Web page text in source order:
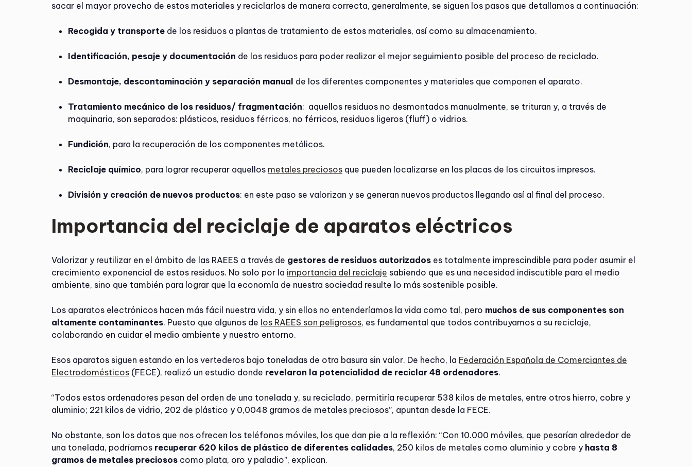
sacar el mayor provecho de estos materiales y reciclarlos de manera correcta, generalmente, se siguen los pasos que detallamos a continuación:
Recogida y transporte de los residuos a plantas de tratamiento de estos materiales, así como su almacenamiento.
Identificación, pesaje y documentación de los residuos para poder realizar el mejor seguimiento posible del proceso de reciclado.
Desmontaje, descontaminación y separación manual de los diferentes componentes y materiales que componen el aparato.
Tratamiento mecánico de los residuos/ fragmentación: aquellos residuos no desmontados manualmente, se trituran y, a través de
maquinaria, son separados: plásticos, residuos férricos, no férricos, residuos ligeros (fluff) o vidrios.
Fundición, para la recuperación de los componentes metálicos.
Reciclaje químico, para lograr recuperar aquellos metales preciosos que pueden localizarse en las placas de los circuitos impresos.
División y creación de nuevos productos: en este paso se valorizan y se generan nuevos productos llegando así al final del proceso.
Importancia del reciclaje de aparatos eléctricos
Valorizar y reutilizar en el ámbito de las RAEES a través de gestores de residuos autorizados es totalmente imprescindible para poder asumir el
crecimiento exponencial de estos residuos. No solo por la importancia del reciclaje sabiendo que es una necesidad indiscutible para el medio
ambiente, sino que también para lograr que la economía de nuestra sociedad resulte lo más sostenible posible.
Los aparatos electrónicos hacen más fácil nuestra vida, y sin ellos no entenderíamos la vida como tal, pero muchos de sus componentes son
altamente contaminantes. Puesto que algunos de los RAEES son peligrosos, es fundamental que todos contribuyamos a su reciclaje,
colaborando en cuidar el medio ambiente y nuestro entorno.
Esos aparatos siguen estando en los vertederos bajo toneladas de otra basura sin valor. De hecho, la Federación Española de Comerciantes de
Electrodomésticos (FECE), realizó un estudio donde revelaron la potencialidad de reciclar 48 ordenadores.
“Todos estos ordenadores pesan del orden de una tonelada y, su reciclado, permitiría recuperar 538 kilos de metales, entre otros hierro, cobre y
aluminio; 221 kilos de vidrio, 202 de plástico y 0,0048 gramos de metales preciosos”, apuntan desde la FECE.
No obstante, son los datos que nos ofrecen los teléfonos móviles, los que dan pie a la reflexión: “Con 10.000 móviles, que pesarían alrededor de
una tonelada, podríamos recuperar 620 kilos de plástico de diferentes calidades, 250 kilos de metales como aluminio y cobre y hasta 8
gramos de metales preciosos como plata, oro y paladio”, explican.